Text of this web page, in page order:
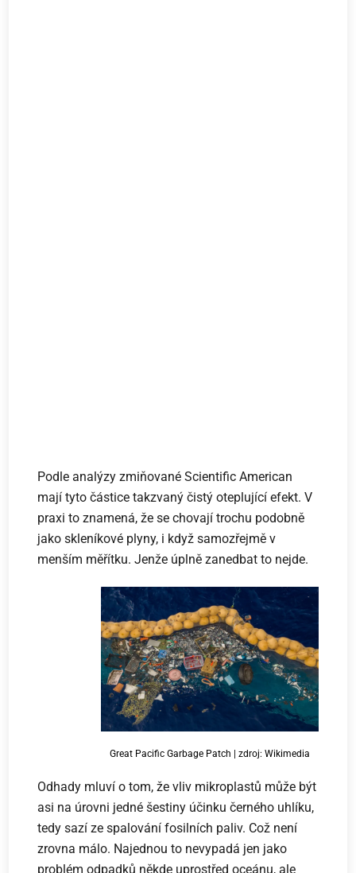
Podle analýzy zmiňované Scientific American
mají tyto částice takzvaný čistý oteplující efekt. V
praxi to znamená, že se chovají trochu podobně
jako skleníkové plyny, i když samozřejmě v
menším měřítku. Jenže úplně zanedbat to nejde.
Great Pacific Garbage Patch | zdroj: Wikimedia
Odhady mluví o tom, že vliv mikroplastů může být
asi na úrovni jedné šestiny účinku černého uhlíku,
tedy sazí ze spalování fosilních paliv. Což není
zrovna málo. Najednou to nevypadá jen jako
problém odpadků někde uprostřed oceánu, ale